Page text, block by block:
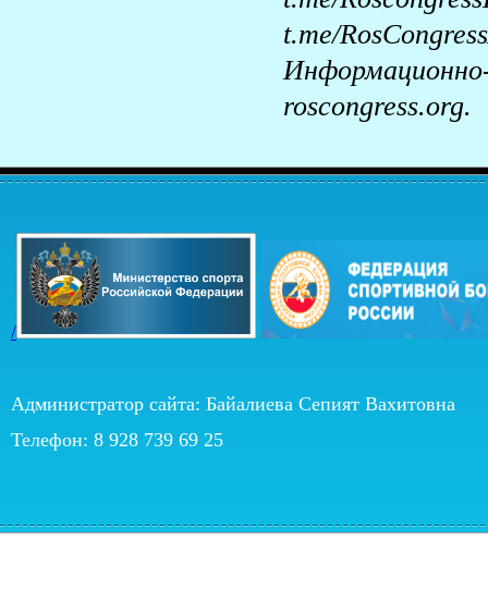
t.me/
roscongress.org.
/
Администратор сайта: Байалиева Сепият Вахитовна
Телефон: 8 928 739 69 25